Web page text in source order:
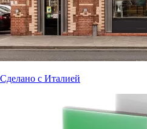
Сделано с Италией